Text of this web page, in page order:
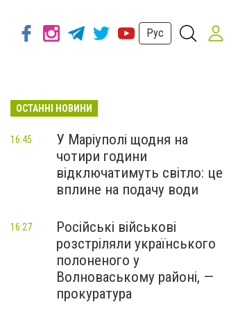
Рус
ОСТАННІ НОВИНИ
У Маріуполі щодня на
чотири години
відключатимуть світло: це
вплине на подачу води
16:45
Російські військові
розстріляли українського
полоненого у
Волноваському районі, —
прокуратура
16:27